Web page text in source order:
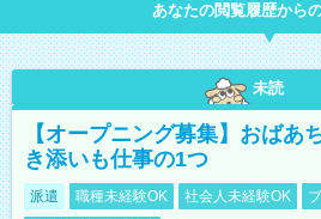
あなたの閲覧履歴から
未読
【オープニング募集】おばあ
き添いも仕事の1つ
派遣 職種未経験OK 社会人未経験OK